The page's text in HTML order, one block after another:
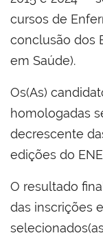
cursos de
conclusão dos
em Saúde).
Os(As)
homologadas
decrescente
edições do
O resultado
das inscrições